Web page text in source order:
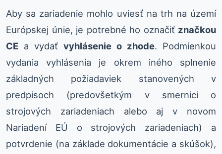
Aby sa zariadenie mohlo uviesť na trh na území
Európskej únie, je potrebné ho označiť značkou
CE a vydať vyhlásenie o zhode. Podmienkou
vydania vyhlásenia je okrem iného splnenie
základných požiadaviek stanovených v
predpisoch (predovšetkým v smernici o
strojových zariadeniach alebo aj v novom
Nariadení EÚ o strojových zariadeniach) a
potvrdenie (na základe dokumentácie a skúšok),